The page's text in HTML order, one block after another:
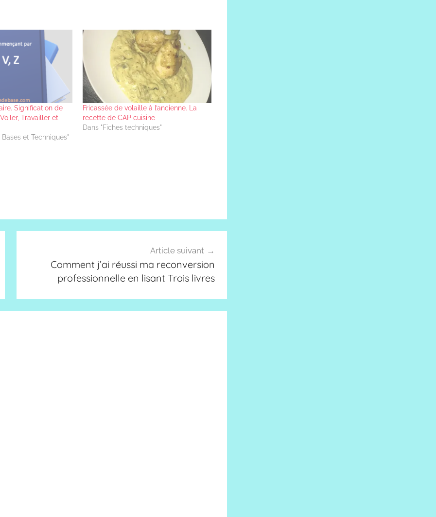
Signification de
Travailler et
et Techniques"
Fricassée de volaille à l’ancienne. La
recette de CAP cuisine
Dans "Fiches techniques"
Article suivant
Comment j’ai réussi ma reconversion
professionnelle en lisant Trois livres